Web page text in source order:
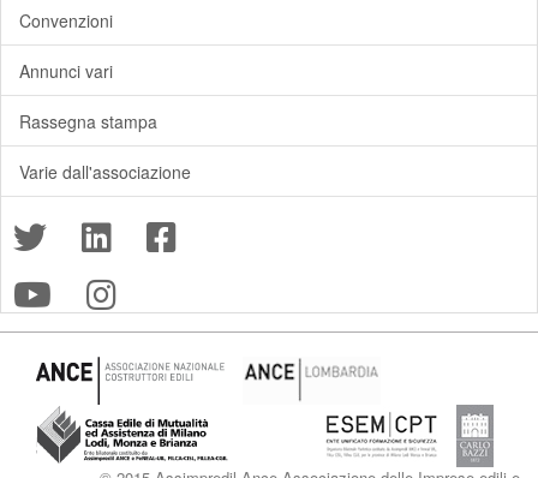
Convenzioni
Annunci vari
Rassegna stampa
Varie dall'associazione